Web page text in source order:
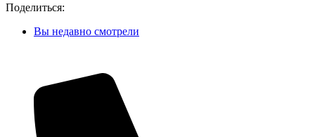
Поделиться:
Вы недавно смотрели